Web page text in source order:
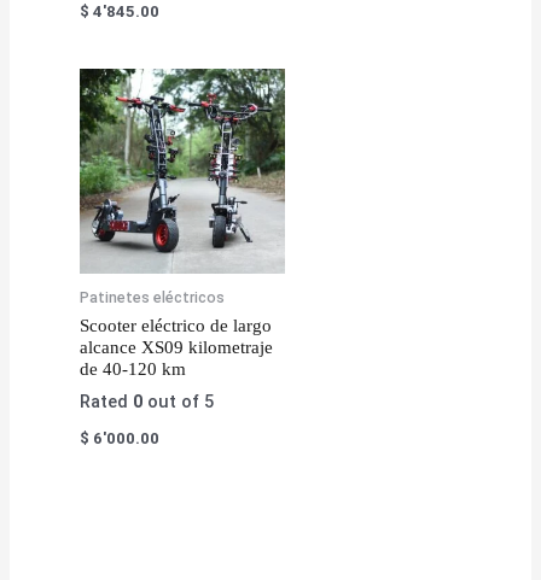
$ 4'845.00
Patinetes eléctricos
Scooter eléctrico de largo
alcance XS09 kilometraje
de 40-120 km
Rated 0 out of 5
$ 6'000.00